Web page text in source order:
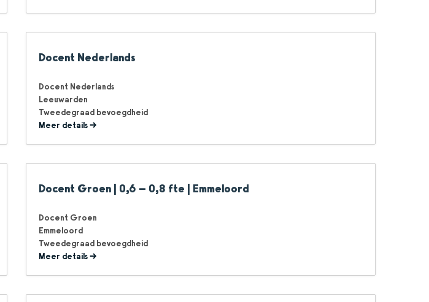
Docent Nederlands
Docent Nederlands
Leeuwarden
Tweedegraad bevoegdheid
Meer details
Docent Groen | 0,6 – 0,8 fte | Emmeloord
Docent Groen
Emmeloord
Tweedegraad bevoegdheid
Meer details